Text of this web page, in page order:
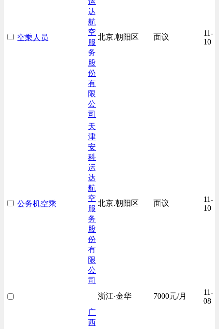
空乘人员
达
航
空
服
务
股
份
有
限
公
司
北京.朝阳区 面议
11-
10
公务机空乘
天
津
安
科
运
达
航
空
服
务
股
份
有
限
公
司
北京.朝阳区 面议
11-
10
浙江·金华 7000元/月
11-
08
广
西